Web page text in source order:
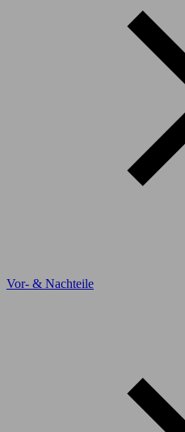
Vor- & Nachteile